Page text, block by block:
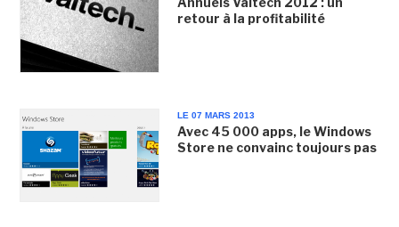
retour à la profitabilité
LE 07 MARS 2013
Avec 45 000 apps, le Windows
Store ne convainc toujours pas